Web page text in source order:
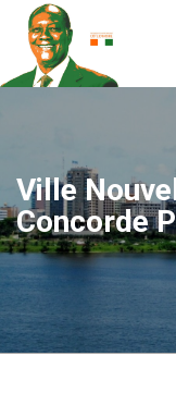
Ville
Concorde